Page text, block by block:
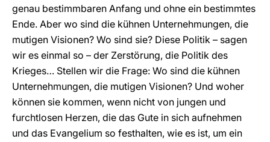
genau bestimmbaren Anfang und ohne ein bestimmtes
Ende. Aber wo sind die kühnen Unternehmungen, die
mutigen Visionen? Wo sind sie? Diese Politik – sagen
wir es einmal so – der Zerstörung, die Politik des
Krieges… Stellen wir die Frage: Wo sind die kühnen
Unternehmungen, die mutigen Visionen? Und woher
können sie kommen, wenn nicht von jungen und
furchtlosen Herzen, die das Gute in sich aufnehmen
und das Evangelium so festhalten, wie es ist, um ein